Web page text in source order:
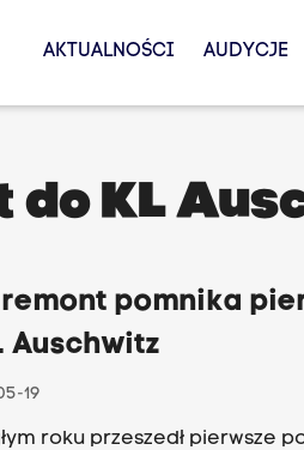
AKTUALNOŚCI AUDYCJE
KL
pomnika
Auschwitz
19
roku przeszedł pierwsze